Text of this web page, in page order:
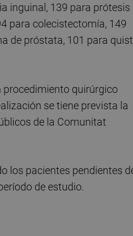
inguinal, 139 para prótesis
para colecistectomía, 149
de próstata, 101 para
procedimiento quirúrgico
se tiene prevista la
de la Comunitat
los pacientes pendientes
de estudio.